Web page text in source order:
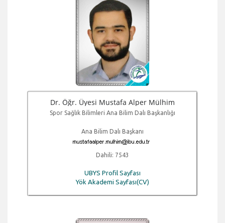
Dr. Öğr. Üyesi Mustafa Alper Mülhim
Spor Sağlık Bilimleri Ana Bilim Dalı Başkanlığı
Ana Bilim Dalı Başkanı
Dahili: 7543
UBYS Profil Sayfası
Yök Akademi Sayfası(CV)